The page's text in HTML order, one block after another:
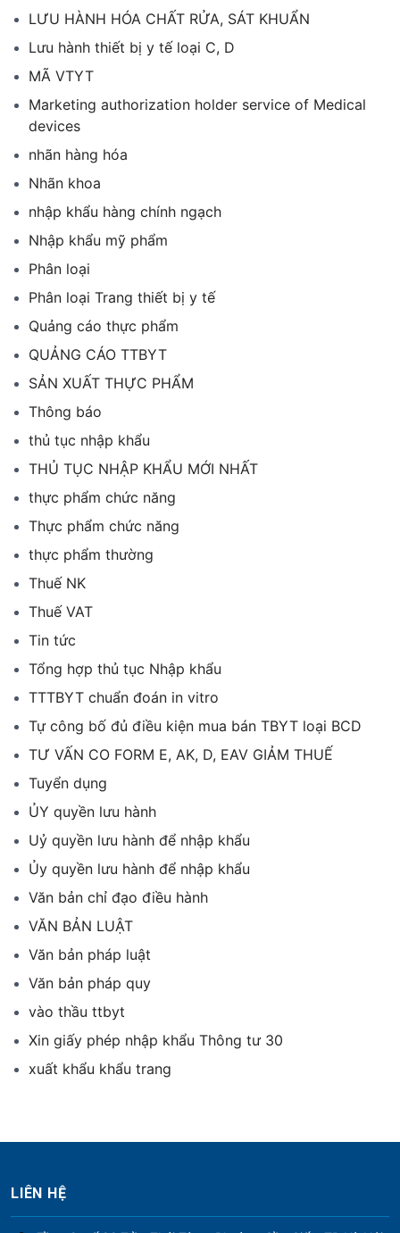
LƯU HÀNH HÓA CHẤT RỬA, SÁT KHUẨN
Lưu hành thiết bị y tế loại C, D
MÃ VTYT
Marketing authorization holder service of Medical
devices
nhãn hàng hóa
Nhãn khoa
nhập khẩu hàng chính ngạch
Nhập khẩu mỹ phẩm
Phân loại
Phân loại Trang thiết bị y tế
Quảng cáo thực phẩm
QUẢNG CÁO TTBYT
SẢN XUẤT THỰC PHẨM
Thông báo
thủ tục nhập khẩu
THỦ TỤC NHẬP KHẨU MỚI NHẤT
thực phẩm chức năng
Thực phẩm chức năng
thực phẩm thường
Thuế NK
Thuế VAT
Tin tức
Tổng hợp thủ tục Nhập khẩu
TTTBYT chuẩn đoán in vitro
Tự công bố đủ điều kiện mua bán TBYT loại BCD
TƯ VẤN CO FORM E, AK, D, EAV GIẢM THUẾ
Tuyển dụng
ỦY quyền lưu hành
Uỷ quyền lưu hành để nhập khẩu
Ủy quyền lưu hành để nhập khẩu
Văn bản chỉ đạo điều hành
VĂN BẢN LUẬT
Văn bản pháp luật
Văn bản pháp quy
vào thầu ttbyt
Xin giấy phép nhập khẩu Thông tư 30
xuất khẩu khẩu trang
LIÊN HỆ